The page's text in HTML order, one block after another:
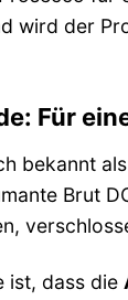
wird der
Für
bekannt
Brut
ist, dass die